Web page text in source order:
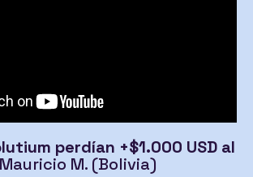
perdían +$1.000 USD al
M. (Bolivia)